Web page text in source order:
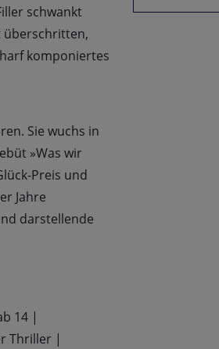
schwankt
überschritten,
komponiertes
Sie wuchs in
»Was wir
Preis und
Jahre
darstellende
14|
Thriller|